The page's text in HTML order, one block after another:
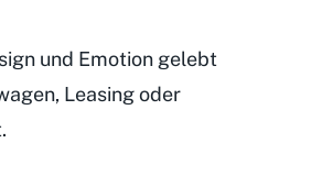
und Emotion gelebt
Leasing oder